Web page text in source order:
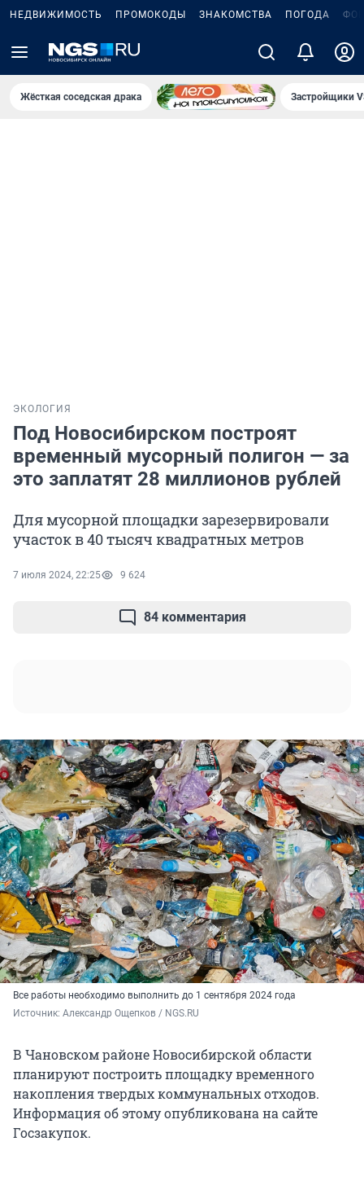
НЕДВИЖИМОСТЬ ПРОМОКОДЫ ЗНАКОМСТВА ПОГОДА
Жёсткая соседская драка Застройщики
ЭКОЛОГИЯ
Под Новосибирском построят
временный мусорный полигон — за
это заплатят 28 миллионов рублей
Для мусорной площадки зарезервировали
участок в 40 тысяч квадратных метров
7 июля 2024, 22:25 9 624
84 комментария
Все работы необходимо выполнить до 1 сентября 2024 года
Источник: Александр Ощепков / NGS.RU
В Чановском районе Новосибирской области
планируют построить площадку временного
накопления твердых коммунальных отходов.
Информация об этому опубликована на сайте
Госзакупок.